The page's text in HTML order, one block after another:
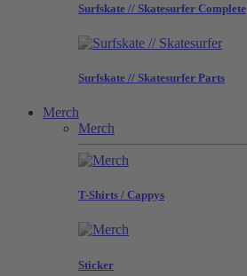
Surfskate // Skatesurfer Complete
Surfskate // Skatesurfer Parts
Merch
Merch
T-Shirts / Cappys
Sticker